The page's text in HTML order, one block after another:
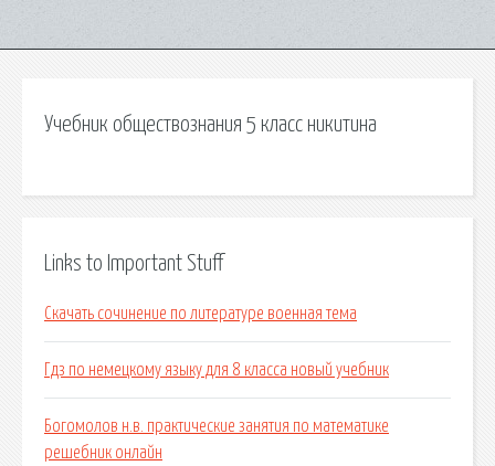
Учебник обществознания 5 класс никитина
Links to Important Stuff
Скачать сочинение по литературе военная тема
Гдз по немецкому языку для 8 класса новый учебник
Богомолов н.в. практические занятия по математике
решебник онлайн